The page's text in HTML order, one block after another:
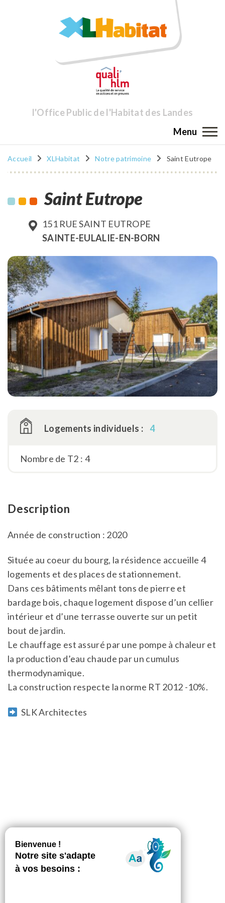
l'Office Public de l'Habitat des Landes
Menu
Accueil XLHabitat Notre patrimoine Saint Eutrope
Saint Eutrope
151 RUE SAINT EUTROPE
SAINTE-EULALIE-EN-BORN
Logements individuels : 4
Nombre de T2 : 4
Description
Année de construction : 2020
Située au coeur du bourg, la résidence accueille 4
logements et des places de stationnement.
Dans ces bâtiments mêlant tons de pierre et
bardage bois, chaque logement dispose d’un cellier
intérieur et d’une terrasse ouverte sur un petit
bout de jardin.
Le chauffage est assuré par une pompe à chaleur et
la production d’eau chaude par un cumulus
thermodynamique.
La construction respecte la norme RT 2012 -10%.
SLK Architectes